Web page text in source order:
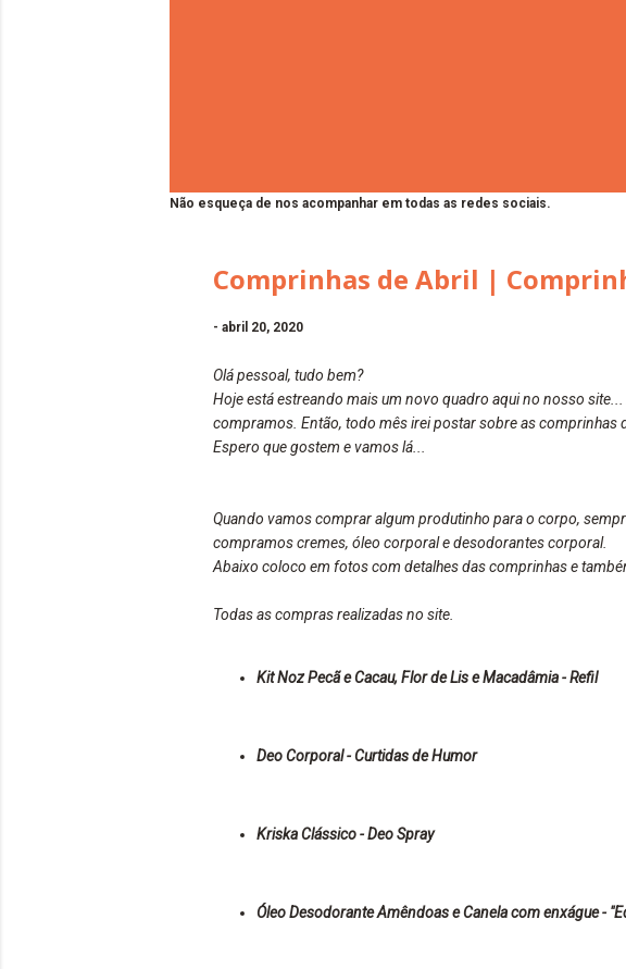
Não esqueça de nos acompanhar em todas as redes sociais.
Comprinhas de Abril |
- abril 20, 2020
Olá pessoal, tudo bem?
Hoje está estreando mais um novo quadro aqui no nosso
compramos. Então, todo mês irei postar sobre as comprinhas
Espero que gostem e vamos lá...
Quando vamos comprar algum produtinho para o corpo,
compramos cremes, óleo corporal e desodorantes corporal.
Abaixo coloco em fotos com detalhes das comprinhas e
Todas as compras realizadas no site.
Kit Noz Pecã e Cacau, Flor de Lis e Macadâmia - Refil
Deo Corporal - Curtidas de Humor
Kriska Clássico - Deo Spray
Óleo Desodorante Amêndoas e Canela com enxágue -